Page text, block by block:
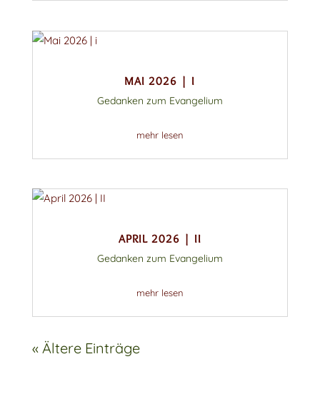
MAI 2026 | I
Gedanken zum Evangelium
mehr lesen
APRIL 2026 | II
Gedanken zum Evangelium
mehr lesen
« Ältere Einträge